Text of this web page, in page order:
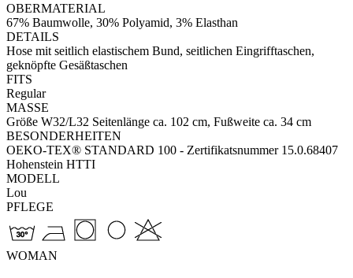
OBERMATERIAL
67% Baumwolle, 30% Polyamid, 3% Elasthan
DETAILS
Hose mit seitlich elastischem Bund, seitlichen Eingrifftaschen,
geknöpfte Gesäßtaschen
FITS
Regular
MASSE
Größe W32/L32 Seitenlänge ca. 102 cm, Fußweite ca. 34 cm
BESONDERHEITEN
OEKO-TEX® STANDARD 100 - Zertifikatsnummer 15.0.68407
Hohenstein HTTI
MODELL
Lou
PFLEGE
WOMAN